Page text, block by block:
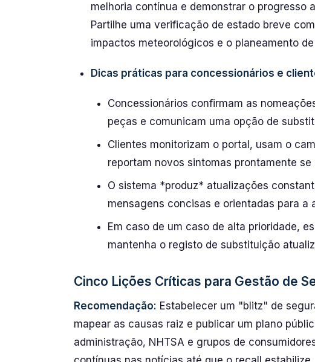
melhoria contínua e demonstrar o progresso
Partilhe uma verificação de estado breve
impactos meteorológicos e o planeamento
Dicas práticas para concessionários e
Concessionários confirmam as
peças e comunicam uma opção de
Clientes monitorizam o portal, usam o
reportam novos sintomas prontamente
O sistema *produz* atualizações
mensagens concisas e orientadas para a
Em caso de um caso de alta prioridade,
mantenha o registo de substituição
Cinco Lições Críticas para Gestão de
Recomendação: Estabelecer um "blitz" de
mapear as causas raiz e publicar um plano
administração, NHTSA e grupos de